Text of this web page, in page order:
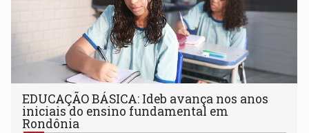
EDUCAÇÃO BÁSICA: Ideb avança nos anos
iniciais do ensino fundamental em
Rondônia